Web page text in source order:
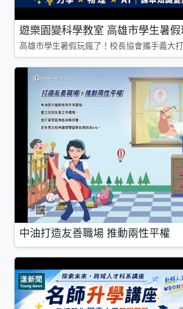
遊樂園變科學教室 高雄市學生暑假
高雄市學生暑假玩瘋了！校長協會攜手義大
中油打造友善職場 推動兩性平權